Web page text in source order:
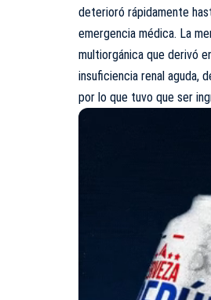
deterioró rápidamente
emergencia médica. La
multiorgánica que derivó
insuficiencia renal aguda,
por lo que tuvo que ser